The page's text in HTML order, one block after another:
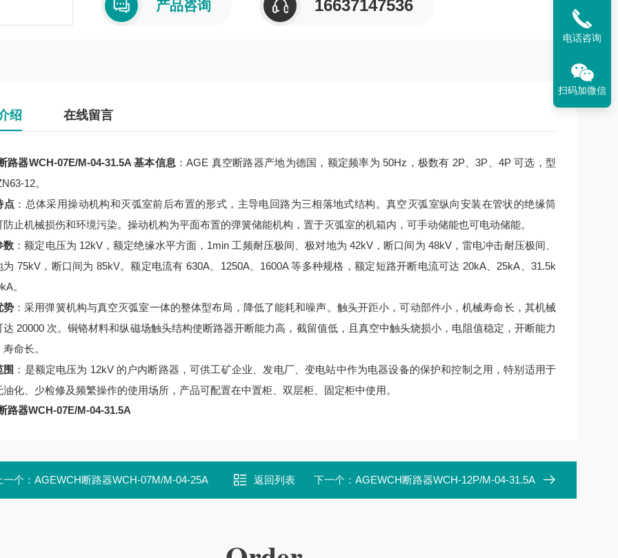
产品咨询 16637147536
绍 在线留言
路器WCH-07E/M-04-31.5A 基本信息 ：AGE 真空断路器产地为德国，额定频率为 50Hz，极数有 2P、3P、4P 可选，型
12。
点 ：总体采用操动机构和灭弧室前后布置的形式，主导电回路为三相落地式结构。真空灭弧室纵向安装在管状的绝缘筒
防止机械损伤和环境污染。操动机构为平面布置的弹簧储能机构，置于灭弧室的机箱内，可手动储能也可电动储能。
数 ：额定电压为 12kV，额定绝缘水平方面，1min 工频耐压极间、极对地为 42kV，断口间为 48kV，雷电冲击耐压极间、
为 75kV，断口间为 85kV。额定电流有 630A、1250A、1600A 等多种规格，额定短路开断电流可达 20kA、25kA、31.5k
。
势 ：采用弹簧机构与真空灭弧室一体的整体型布局，降低了能耗和噪声。触头开距小，可动部件小，机械寿命长，其机械
达 20000 次。铜铬材料和纵磁场触头结构使断路器开断能力高，截留值低，且真空中触头烧损小，电阻值稳定，开断能力
命长。
围 ：是额定电压为 12kV 的户内断路器，可供工矿企业、发电厂、变电站中作为电器设备的保护和控制之用，特别适用于
油化、少检修及频繁操作的使用场所，产品可配置在中置柜、双层柜、固定柜中使用。
路器WCH-07E/M-04-31.5A
一个： AGEWCH断路器WCH-07M/M-04-25A 返回列表 下一个： AGEWCH断路器WCH-12P/M-04-31.5A
电话咨询
扫码加微信